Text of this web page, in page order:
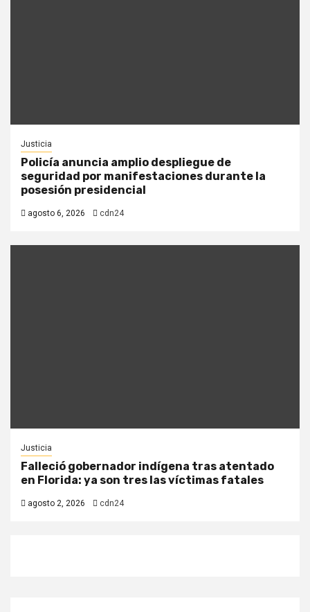
Justicia
Policía anuncia amplio despliegue de
seguridad por manifestaciones durante la
posesión presidencial
agosto 6, 2026 cdn24
Justicia
Falleció gobernador indígena tras atentado
en Florida: ya son tres las víctimas fatales
agosto 2, 2026 cdn24